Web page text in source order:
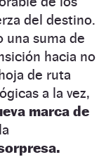
del destino.
una suma de
hacia no
de ruta
a la vez,
marca de